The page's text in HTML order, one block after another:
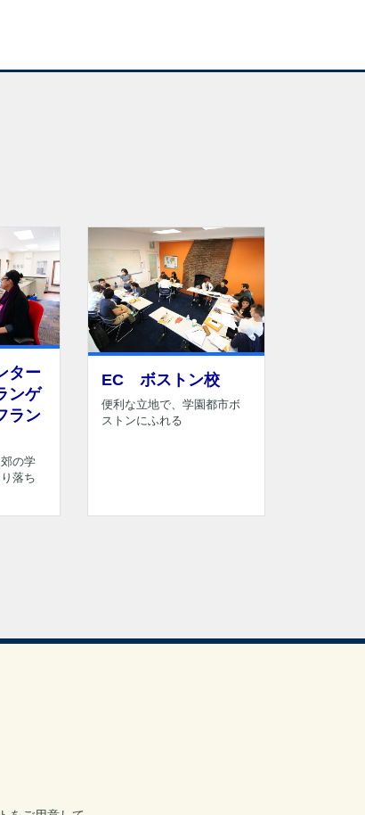
ター
ンゲ
ラン
の学
落ち
EC ボストン校
便利な立地で、学園都市ボ
ストンにふれる